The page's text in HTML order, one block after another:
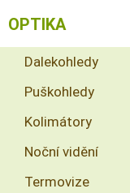
OPTIKA
Dalekohledy
Puškohledy
Kolimátory
Noční vidění
Termovize